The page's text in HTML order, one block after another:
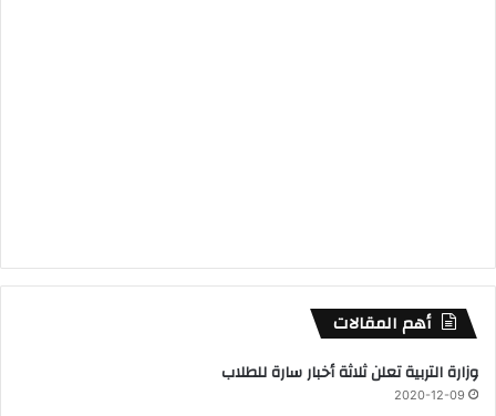
أهم المقالات
وزارة التربية تعلن ثلاثة أخبار سارة للطلاب
2020-12-09